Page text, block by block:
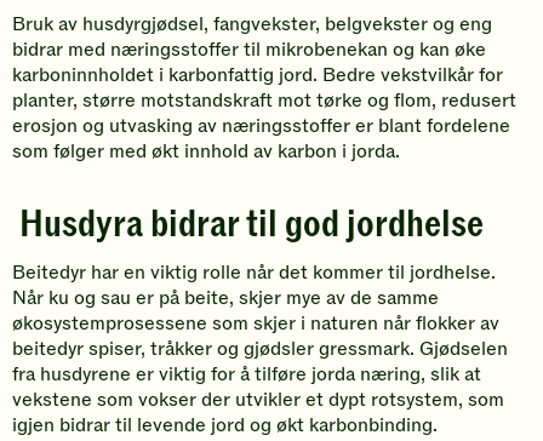
Bruk av husdyrgjødsel, fangvekster, belgvekster og eng
bidrar med næringsstoffer til mikrobenekan og kan øke
karboninnholdet i karbonfattig jord. Bedre vekstvilkår for
planter, større motstandskraft mot tørke og flom, redusert
erosjon og utvasking av næringsstoffer er blant fordelene
som følger med økt innhold av karbon i jorda.
Husdyra bidrar til god jordhelse
Beitedyr har en viktig rolle når det kommer til jordhelse.
Når ku og sau er på beite, skjer mye av de samme
økosystemprosessene som skjer i naturen når flokker av
beitedyr spiser, tråkker og gjødsler gressmark. Gjødselen
fra husdyrene er viktig for å tilføre jorda næring, slik at
vekstene som vokser der utvikler et dypt rotsystem, som
igjen bidrar til levende jord og økt karbonbinding.